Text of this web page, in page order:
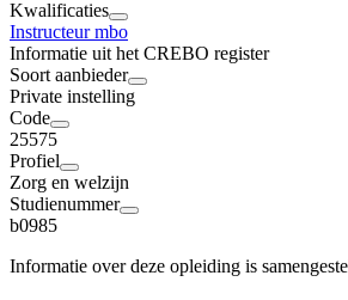
Kwalificaties
Instructeur mbo
Informatie uit het CREBO register
Soort aanbieder
Private instelling
Code
25575
Profiel
Zorg en welzijn
Studienummer
b0985
Informatie over deze opleiding is